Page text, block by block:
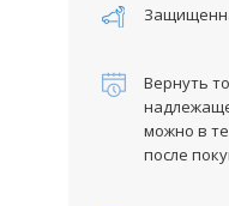
Вернуть
можно в
после